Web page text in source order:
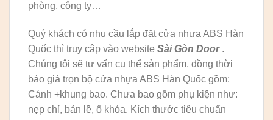
phòng, công ty…
Quý khách có nhu cầu lắp đặt cửa nhựa ABS Hàn
Quốc thì truy cập vào website Sài Gòn Door.
Chúng tôi sẽ tư vấn cụ thể sản phẩm, đồng thời
báo giá trọn bộ cửa nhựa ABS Hàn Quốc gồm:
Cánh +khung bao. Chưa bao gồm phụ kiện như:
nẹp chỉ, bản lề, ổ khóa. Kích thước tiêu chuẩn